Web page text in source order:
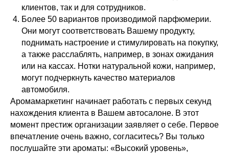
клиентов, так и для сотрудников.
Более 50 вариантов производимой парфюмерии.
Они могут соответствовать Вашему продукту,
поднимать настроение и стимулировать на покупку,
а также расслаблять, например, в зонах ожидания
или на кассах. Нотки натуральной кожи, например,
могут подчеркнуть качество материалов
автомобиля.
Аромамаркетинг начинает работать с первых секунд
нахождения клиента в Вашем автосалоне. В этот
момент престиж организации заявляет о себе. Первое
впечатление очень важно, согласитесь? Вы только
послушайте эти ароматы: «Высокий уровень»,